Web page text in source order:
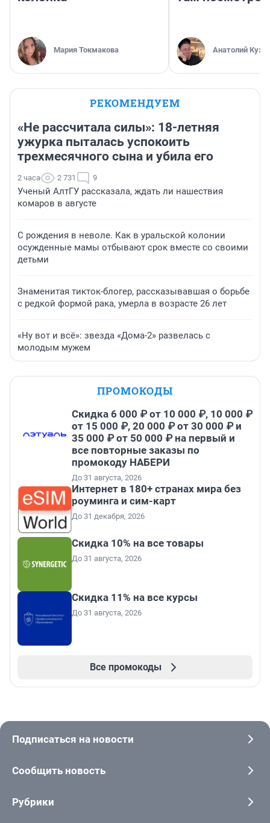
Мария Токмакова Анатолий
РЕКОМЕНДУЕМ
«Не рассчитала силы»: 18-летняя
ужурка пыталась успокоить
трехмесячного сына и убила его
2 часа 2 731 9
Ученый АлтГУ рассказала, ждать ли нашествия
комаров в августе
С рождения в неволе. Как в уральской колонии
осужденные мамы отбывают срок вместе со своими
детьми
Знаменитая тикток-блогер, рассказывавшая о борьбе
с редкой формой рака, умерла в возрасте 26 лет
«Ну вот и всё»: звезда «Дома-2» развелась с
молодым мужем
ПРОМОКОДЫ
Скидка 6 000 ₽ от 10 000 ₽, 10 000 ₽
от 15 000 ₽, 20 000 ₽ от 30 000 ₽ и
35 000 ₽ от 50 000 ₽ на первый и
все повторные заказы по
промокоду НАБЕРИ
До 31 августа, 2026
Интернет в 180+ странах мира без
роуминга и сим-карт
До 31 декабря, 2026
Скидка 10% на все товары
До 31 августа, 2026
Скидка 11% на все курсы
До 31 августа, 2026
Все промокоды
Подписаться на новости
Сообщить новость
Рубрики